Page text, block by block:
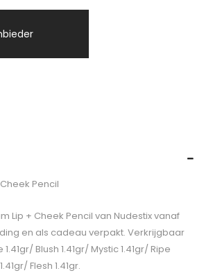
Pencil
Lip + Cheek Pencil van Nudestix vanaf
en als cadeau verpakt. Verkrijgbaar
Blush 1.41gr/ Mystic 1.41gr/ Ripe
Flesh 1.41gr.